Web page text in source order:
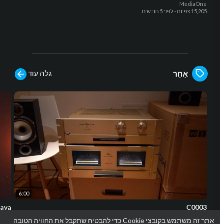
אתר זה משתמש בקובצי Cookie כדי להבטיח שתקבל את החוויה הטובה
MediaOne
15,205 צפיות
·לִפנֵי 5 חודשים
אַחֵר גלה עוד
6:00
C0003